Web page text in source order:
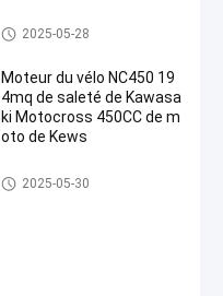
Motos de rassemblement
2025-05-28
Moteur du vélo NC450 19
4mq de saleté de Kawasa
ki Motocross 450CC de m
oto de Kews
Motos de rassemblement
2025-05-30